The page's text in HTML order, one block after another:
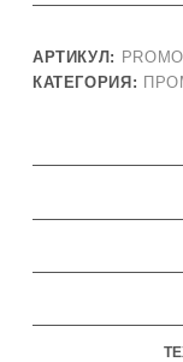
АРТИКУЛ:
КАТЕГОРИЯ: